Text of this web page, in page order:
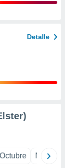
Detalle
Octubre